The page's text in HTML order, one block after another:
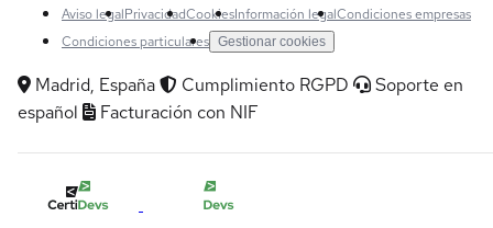
Aviso legalPrivacidadCookiesInformación legalCondiciones empresas
Condiciones particulares Gestionar cookies
Madrid, España Cumplimiento RGPD
Soporte en
español
Facturación con NIF